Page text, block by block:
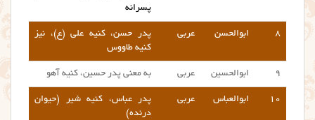
پسرانه
۸ ابوالحسن عربی
پدر حسن، کنیه علی (ع)، نیز
کنیه طاووس
۹ ابوالحسین عربی به معنی پدر حسین، کنیه آهو
۱۰ ابوالعباس عربی
پدر عباس، کنیه شیر (حیوان
درنده)